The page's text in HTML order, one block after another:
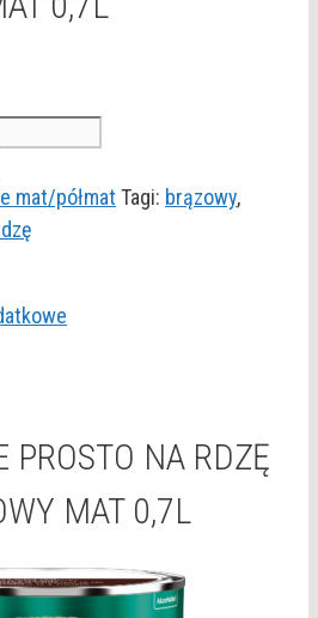
mat/półmat Tagi: brązowy,
PROSTO NA RDZĘ
MAT 0,7L